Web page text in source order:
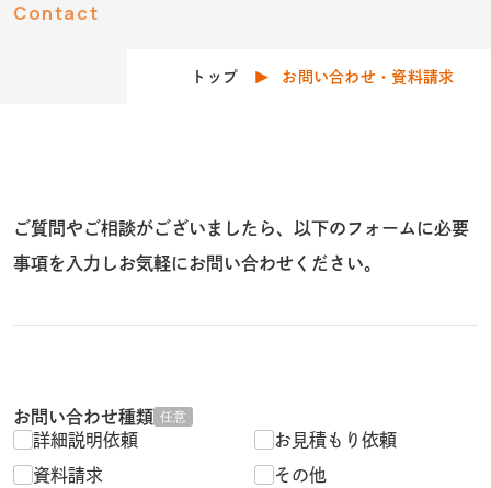
Contact
トップ お問い合わせ・資料請求
ご質問やご相談がございましたら、以下のフォームに必要
事項を入力しお気軽にお問い合わせください。
お問い合わせ種類 任意
詳細説明依頼
お見積もり依頼
資料請求
その他